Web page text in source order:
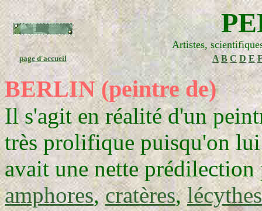
Artistes,
page d'accueil A B C D E F
BERLIN (peintre de)
Il s'agit en réalité d'un
très prolifique puisqu'on
avait une nette
amphores,cratères,lécythes